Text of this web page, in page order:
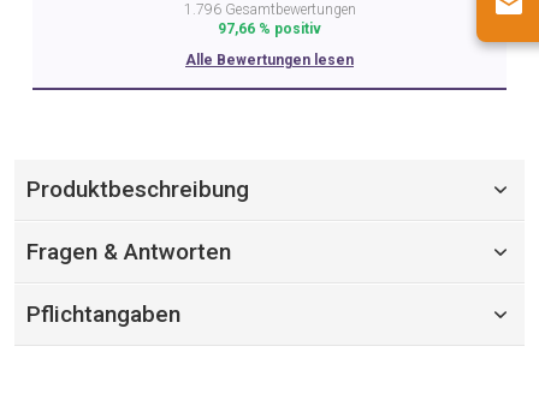
1.796 Gesamtbewertungen
97,66 % positiv
Alle Bewertungen lesen
Produktbeschreibung
Fragen & Antworten
Pflichtangaben